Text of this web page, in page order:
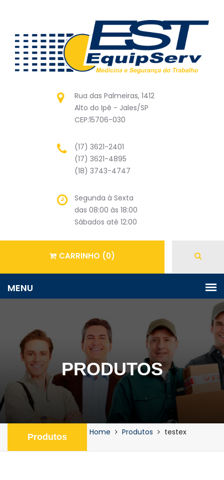
Rua das Palmeiras, 1412
Alto do Ipê - Jales/SP
CEP:15706-030
(17) 3621-2401
(17) 3621-4895
(18) 3743-4747
Segunda à Sexta
das 08:00 às 18:00
Sábados até 12:00
CARRINHO (0)
PRODUTOS
Produtos Home Produtos testex